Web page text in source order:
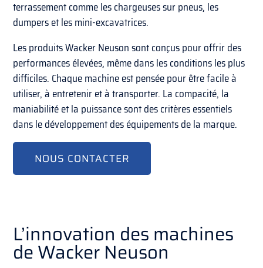
terrassement comme les chargeuses sur pneus, les
dumpers et les mini-excavatrices.
Les produits Wacker Neuson sont conçus pour offrir des
performances élevées, même dans les conditions les plus
difficiles. Chaque machine est pensée pour être facile à
utiliser, à entretenir et à transporter. La compacité, la
maniabilité et la puissance sont des critères essentiels
dans le développement des équipements de la marque.
NOUS CONTACTER
L’innovation des machines
de Wacker Neuson